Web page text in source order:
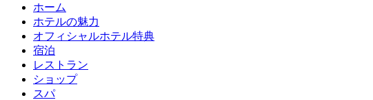
ホーム
ホテルの魅力
オフィシャルホテル特典
宿泊
レストラン
ショップ
スパ